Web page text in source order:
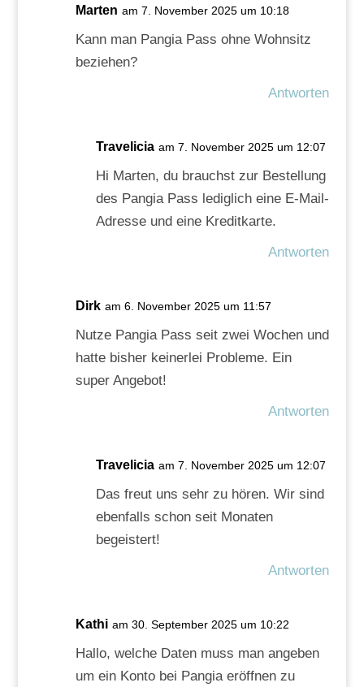
Marten am 7. November 2025 um 10:18
Kann man Pangia Pass ohne Wohnsitz
beziehen?
Antworten
Travelicia am 7. November 2025 um 12:07
Hi Marten, du brauchst zur Bestellung
des Pangia Pass lediglich eine E-Mail-
Adresse und eine Kreditkarte.
Antworten
Dirk am 6. November 2025 um 11:57
Nutze Pangia Pass seit zwei Wochen und
hatte bisher keinerlei Probleme. Ein
super Angebot!
Antworten
Travelicia am 7. November 2025 um 12:07
Das freut uns sehr zu hören. Wir sind
ebenfalls schon seit Monaten
begeistert!
Antworten
Kathi am 30. September 2025 um 10:22
Hallo, welche Daten muss man angeben
um ein Konto bei Pangia eröffnen zu